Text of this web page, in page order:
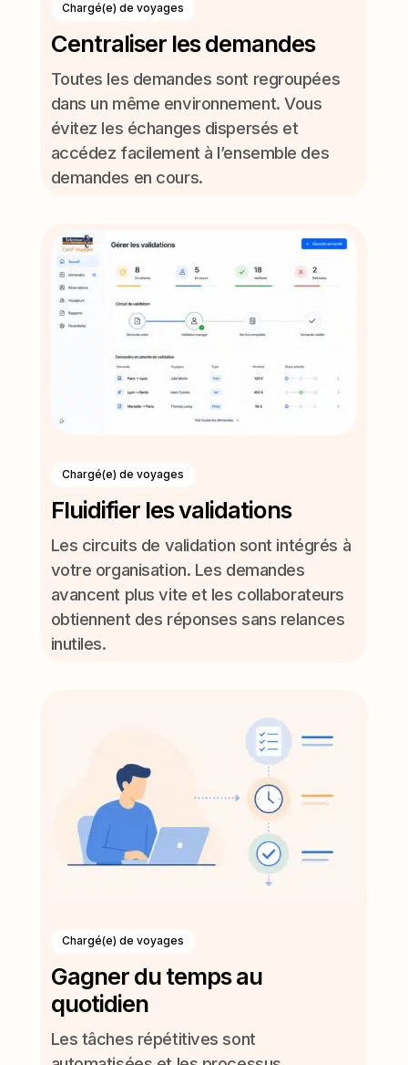
Chargé(e) de voyages
Centraliser les demandes
Toutes les demandes sont regroupées
dans un même environnement. Vous
évitez les échanges dispersés et
accédez facilement à l’ensemble des
demandes en cours.
Chargé(e) de voyages
Fluidifier les validations
Les circuits de validation sont intégrés à
votre organisation. Les demandes
avancent plus vite et les collaborateurs
obtiennent des réponses sans relances
inutiles.
Chargé(e) de voyages
Gagner du temps au
quotidien
Les tâches répétitives sont